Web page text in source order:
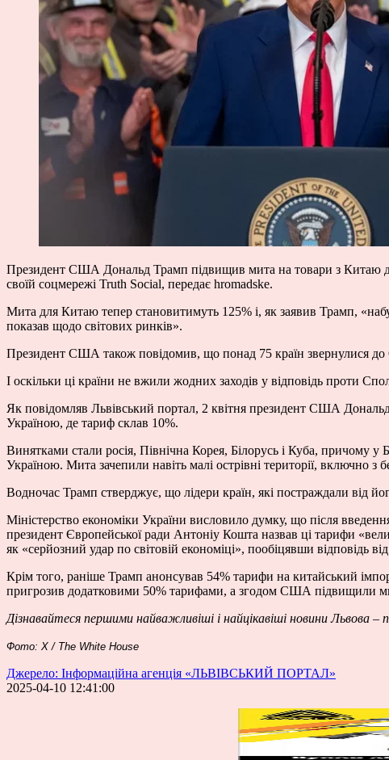
Президент США Дональд Трамп підвищив мита на товари з Китаю
своїй соцмережі Truth Social, передає hromadske.
Мита для Китаю тепер становитимуть 125% і, як заявив Трамп,
показав щодо світових ринків».
Президент США також повідомив, що понад 75 країн звернулися до
І оскільки ці країни не вжили жодних заходів у відповідь проти
Як повідомляв Львівський портал, 2 квітня президент США
Україною, де тариф склав 10%.
Винятками стали росія, Північна Корея, Білорусь і Куба, причому
Україною. Мита зачепили навіть малі острівні території, включно з
Водночас Трамп стверджує, що лідери країн, які постраждали від
Міністерство економіки України висловило думку, що після
президент Європейської ради Антоніу Кошта назвав ці тарифи
як «серйозний удар по світовій економіці», пообіцявши відповідь
Крім того, раніше Трамп анонсував 54% тарифи на китайський
пригрозив додатковими 50% тарифами, а згодом США підвищили
Дізнавайтеся першими найважливіші і найцікавіші новини Львова –
Фото: X / The White House
Джерело: Інформаційна агенція «ЛЬВІВСЬКИЙ ПОРТАЛ»
2025-04-10 12:41:00